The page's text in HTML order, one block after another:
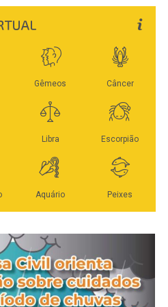
resultando em auto de
da Sorp, Rafael da
operação envolvem alvarás
com divergências de
Segundo ele, os
têm prazo de 10 dias para
sob pena de multa. O fiscal
de ocorrências graves
ações aponta que o trabalho
tem permitido mapear
setor e orientar empresários
De acordo com o agente
móveis e
restos de jardinagem, e
sólidos volumosos.
já percorreram todos os
adequado aos
Transporte e Saneamento
fazer a coleta nos distritos de
peço aos moradores dos dois
resíduos para coleta nas
da pasta, Milton Geller,
de todos é fundamental
os resíduos fora do período